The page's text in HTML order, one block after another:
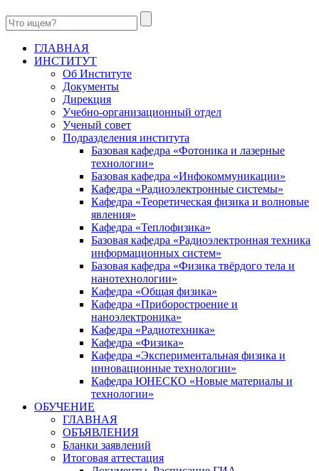
ГЛАВНАЯ
ИНСТИТУТ
Об Институте
Документы
Дирекция
Учебно-организационный отдел
Ученый совет
Подразделения института
Базовая кафедра «Фотоника и лазерные
технологии»
Базовая кафедра «Инфокоммуникации»
Кафедра «Радиоэлектронные системы»
Кафедра «Теоретическая физика и волновые
явления»
Кафедра «Теплофизика»
Базовая кафедра «Радиоэлектронная техника
информационных систем»
Базовая кафедра «Физика твёрдого тела и
нанотехнологии»
Кафедра «Общая физика»
Кафедра «Приборостроение и
наноэлектроника»
Кафедра «Радиотехника»
Кафедра «Физика»
Кафедра «Экспериментальная физика и
инновационные технологии»
Кафедра ЮНЕСКО «Новые материалы и
технологии»
ОБУЧЕНИЕ
ГЛАВНАЯ
ОБЪЯВЛЕНИЯ
Бланки заявлений
Итоговая аттестация